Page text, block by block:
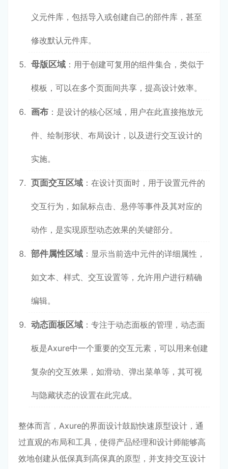
义元件库，包括导入或创建自己的部件库，甚至
修改默认元件库。
母版区域 ：用于创建可复用的组件集合，类似于
模板，可以在多个页面间共享，提高设计效率。
画布 ：是设计的核心区域，用户在此直接拖放元
件、绘制形状、布局设计，以及进行交互设计的
实施。
页面交互区域 ：在设计页面时，用于设置元件的
交互行为，如鼠标点击、悬停等事件及其对应的
动作，是实现原型动态效果的关键部分。
部件属性区域 ：显示当前选中元件的详细属性，
如文本、样式、交互设置等，允许用户进行精确
编辑。
动态面板区域 ：专注于动态面板的管理，动态面
板是Axure中一个重要的交互元素，可以用来创建
复杂的交互效果，如滑动、弹出菜单等，其可视
与隐藏状态的设置在此完成。
整体而言，Axure的界面设计鼓励快速原型设计，通
过直观的布局和工具，使得产品经理和设计师能够高
效地创建从低保真到高保真的原型，并支持交互设计